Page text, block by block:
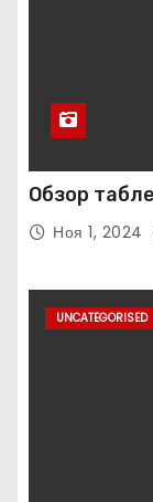
Обзор
Ноя 1, 2024
UNCATEGORISED